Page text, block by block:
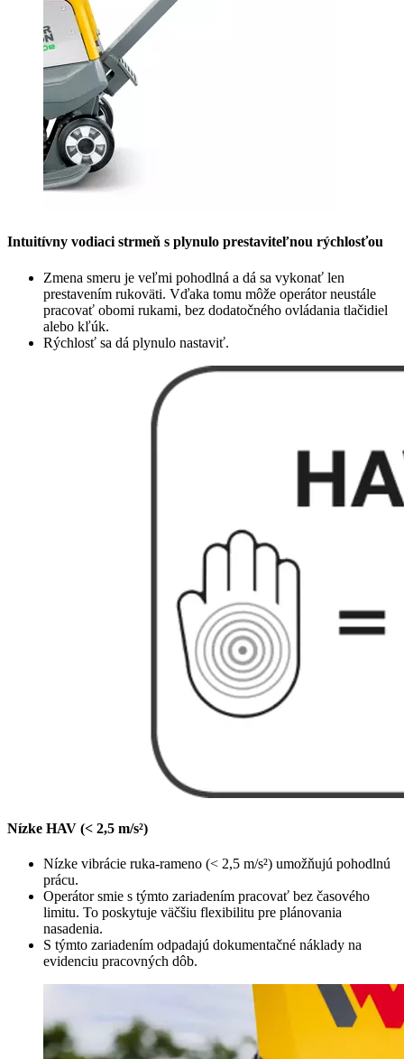
Intuitívny vodiaci strmeň s plynulo prestaviteľnou rýchlosťou
Zmena smeru je veľmi pohodlná a dá sa vykonať len
prestavením rukoväti. Vďaka tomu môže operátor neustále
pracovať obomi rukami, bez dodatočného ovládania tlačidiel
alebo kľúk.
Rýchlosť sa dá plynulo nastaviť.
Nízke HAV (< 2,5 m/s²)
Nízke vibrácie ruka-rameno (< 2,5 m/s²) umožňujú pohodlnú
prácu.
Operátor smie s týmto zariadením pracovať bez časového
limitu. To poskytuje väčšiu flexibilitu pre plánovania
nasadenia.
S týmto zariadením odpadajú dokumentačné náklady na
evidenciu pracovných dôb.